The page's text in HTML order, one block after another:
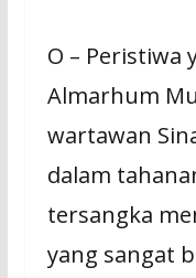
O – Peristiwa
Almarhum
wartawan
dalam
tersangka
yang sangat